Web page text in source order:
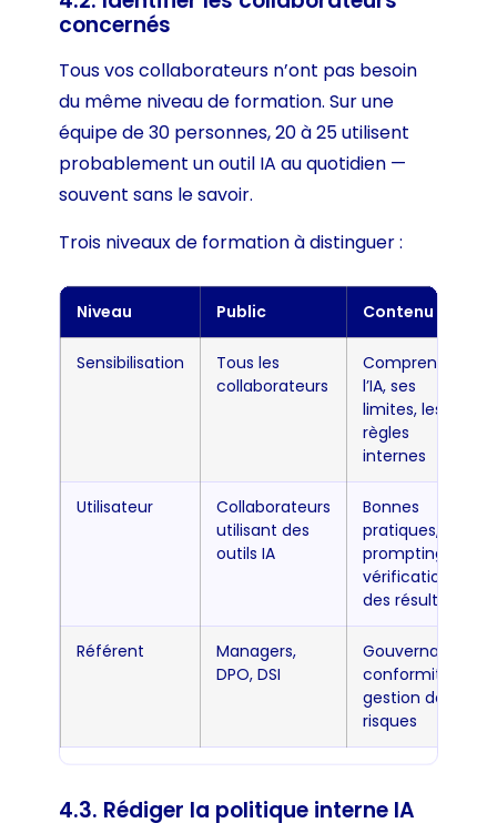
concernés
Tous vos collaborateurs n’ont pas besoin
du même niveau de formation. Sur une
équipe de 30 personnes, 20 à 25 utilisent
probablement un outil IA au quotidien —
souvent sans le savoir.
Trois niveaux de formation à distinguer :
Niveau Public Contenu
Sensibilisation
Tous les
collaborateurs
Comprendre
l’IA, ses
limites, les
règles
internes
Utilisateur
Collaborateurs
utilisant des
outils IA
Bonnes
pratiques,
prompting,
vérification
des résultats
Référent
Managers,
DPO, DSI
Gouvernance,
conformité,
gestion des
risques
4.3. Rédiger la politique interne IA